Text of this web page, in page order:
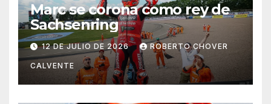
Marc se corona como rey de
Sachsenring
12 DE JULIO DE 2026 ROBERTO CHOVER
CALVENTE